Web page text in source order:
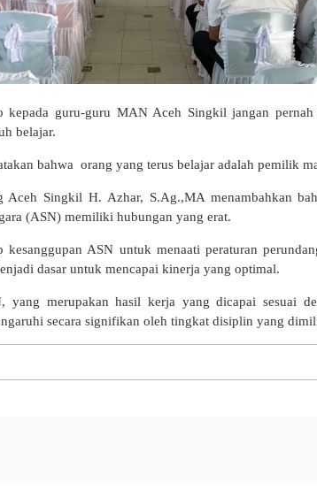
kepada guru-guru MAN Aceh Singkil jangan pernah
belajar.
bahwa orang yang terus belajar adalah pemilik
Aceh Singkil H. Azhar, S.Ag.,MA menambahkan
(ASN) memiliki hubungan yang erat.
ASN untuk menaati peraturan
dasar untuk mencapai kinerja yang optimal.
yang merupakan hasil kerja yang dicapai sesuai
secara signifikan oleh tingkat disiplin yang